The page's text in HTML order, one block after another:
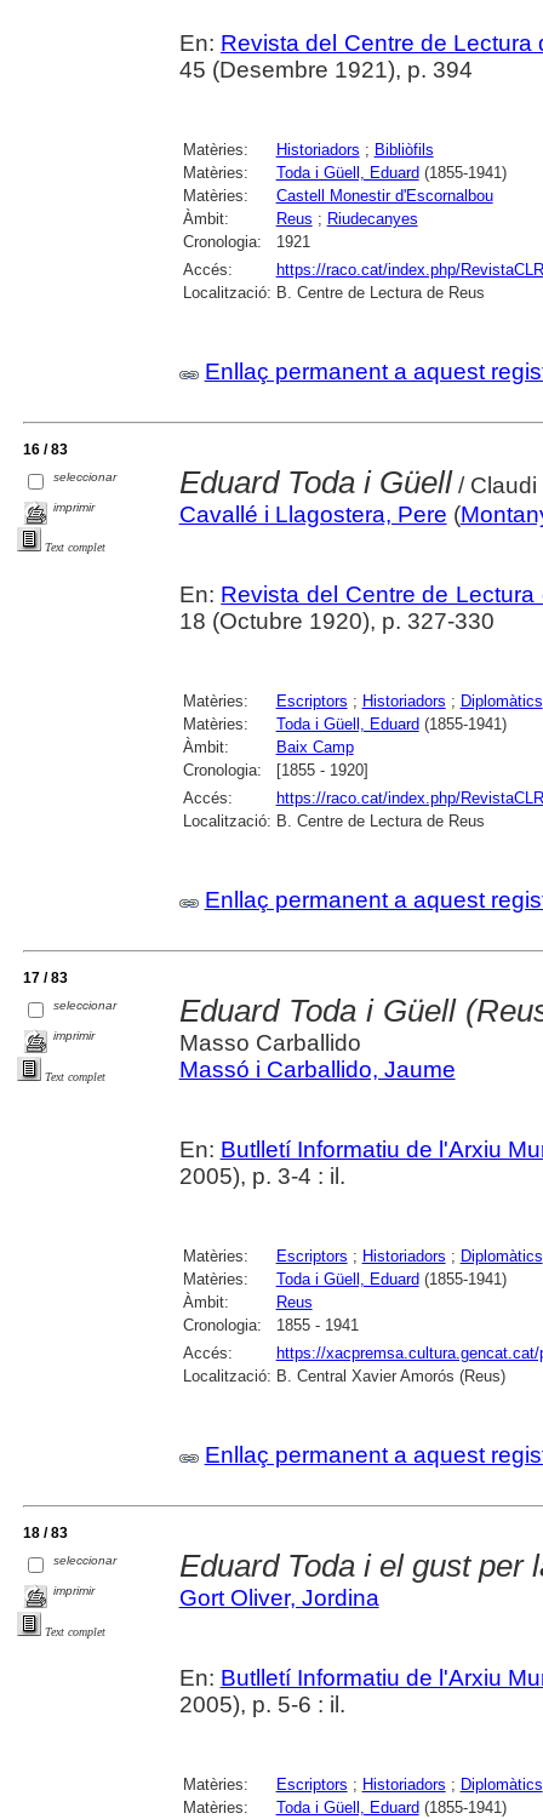
En: Revista del Centre de Lectura
45 (Desembre 1921), p. 394
Matèries: Historiadors ; Bibliòfils
Matèries:
Toda i Güell, Eduard(1855-1941)
Matèries:
Castell Monestir d'Escornalbou
Àmbit:
Reus ; Riudecanyes
Cronologia:
1921
Accés:
https://raco.cat/index.php/
Localització: B. Centre de Lectura de Reus
Enllaç permanent a aquest
16 / 83
seleccionar
imprimir
Text complet
Eduard Toda i Güell/ Claudi
Cavallé i Llagostera, Pere (
En: Revista del Centre de Lectura
18 (Octubre 1920), p. 327-330
Matèries: Escriptors ; Historiadors ; Diplomàtics
Matèries:
Toda i Güell, Eduard (1855-1941)
Àmbit:
Baix Camp
Cronologia:
[1855 - 1920]
Accés:
https://raco.cat/index.php/
Localització: B. Centre de Lectura de Reus
Enllaç permanent a aquest
17 / 83
seleccionar
imprimir
Text complet
Eduard Toda i Güell
Masso Carballido
Massó i Carballido, Jaume
En: Butlletí Informatiu de l'Arxiu
2005), p. 3-4 : il.
Matèries: Escriptors ; Historiadors ; Diplomàtics
Matèries:
Toda i Güell, Eduard (1855-1941)
Àmbit:
Reus
Cronologia:
1855 - 1941
Accés:
https://
Localització: B. Central Xavier Amorós (Reus)
Enllaç permanent a aquest
18 / 83
seleccionar
imprimir
Text complet
Eduard Toda i el gust per
Gort Oliver, Jordina
En: Butlletí Informatiu de l'Arxiu
2005), p. 5-6 : il.
Matèries: Escriptors ; Historiadors ; Diplomàtics
Matèries:
Toda i Güell, Eduard (1855-1941)